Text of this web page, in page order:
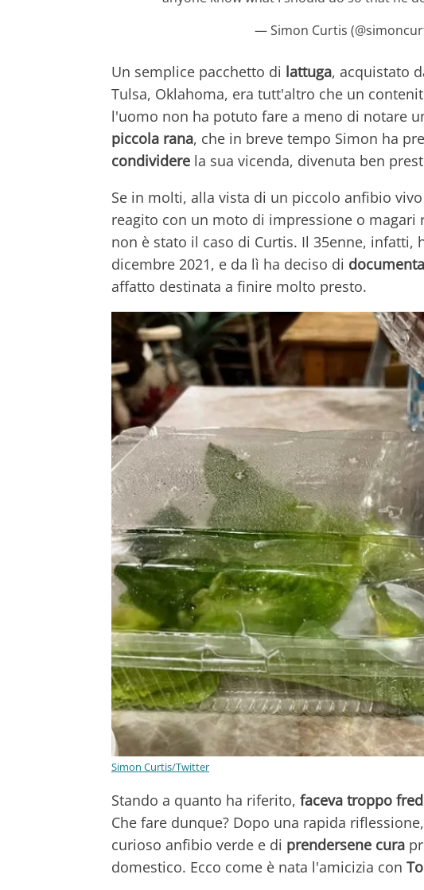
— Simon Curtis
Un semplice pacchetto di lattuga, acquistato
Tulsa, Oklahoma, era tutt'altro che un
l'uomo non ha potuto fare a meno di notare
piccola rana, che in breve tempo Simon ha
condividere la sua vicenda, divenuta ben
Se in molti, alla vista di un piccolo anfibio
reagito con un moto di impressione o
non è stato il caso di Curtis. Il 35enne,
dicembre 2021, e da lì ha deciso di
affatto destinata a finire molto presto.
Simon Curtis/Twitter
Stando a quanto ha riferito, faceva troppo
Che fare dunque? Dopo una rapida
curioso anfibio verde e di prendersene cura
domestico. Ecco come è nata l'amicizia con